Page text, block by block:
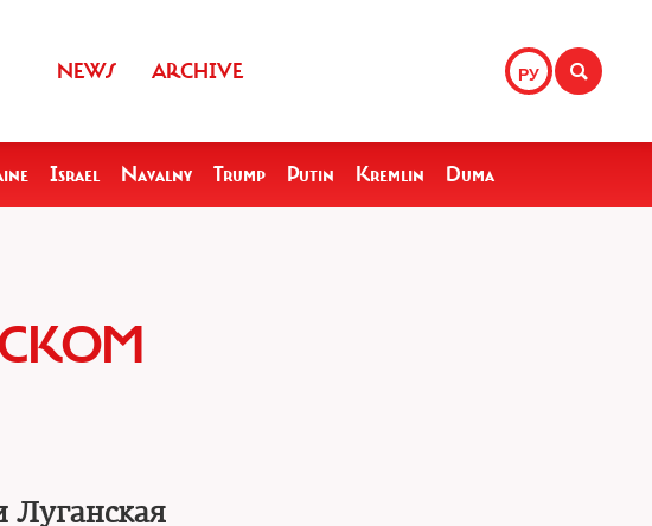
РУ
NEWS ARCHIVE
Israel Navalny Trump Putin Kremlin Duma
Луганская